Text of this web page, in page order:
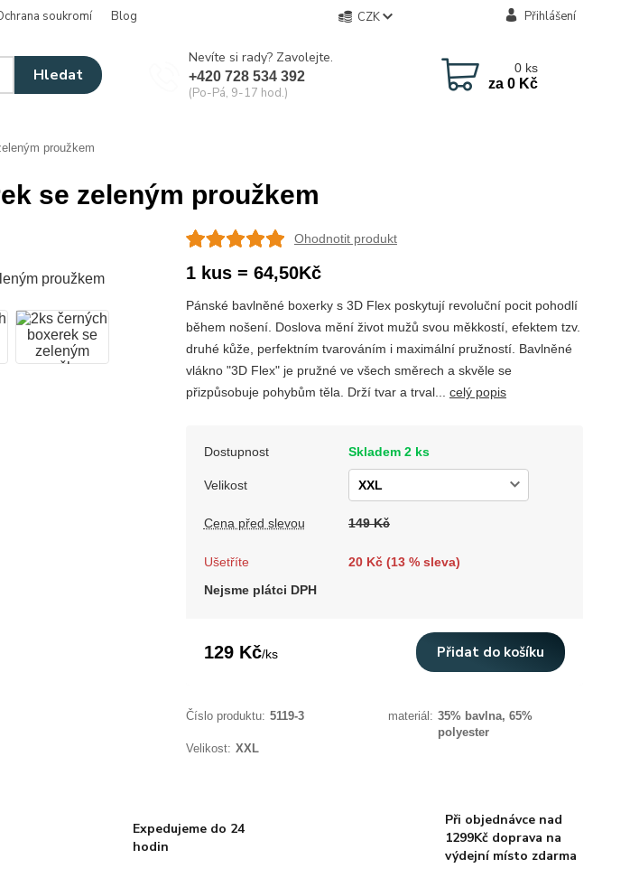
soukromí Blog CZK Přihlášení
Hledat
Nevíte si rady? Zavolejte.
+420 728 534 392
(Po-Pá, 9-17 hod.)
0 ks
za 0 Kč
proužkem
se zeleným proužkem
Ohodnotit produkt
1 kus = 64,50Kč
Pánské bavlněné boxerky s 3D Flex poskytují revoluční pocit pohodlí
během nošení. Doslova mění život mužů svou měkkostí, efektem tzv.
druhé kůže, perfektním tvarováním i maximální pružností. Bavlněné
vlákno "3D Flex" je pružné ve všech směrech a skvěle se
přizpůsobuje pohybům těla. Drží tvar a trval... celý popis
Dostupnost Skladem 2 ks
Velikost
Cena před slevou 149 Kč
Ušetříte 20 Kč (13% sleva)
Nejsme plátci DPH
129 Kč/ks Přidat do košíku
Číslo produktu: 5119-3 materiál: 35% bavlna, 65%
polyester
Velikost: XXL
Expedujeme do 24
hodin
Při objednávce nad
1299Kč doprava na
výdejní místo zdarma